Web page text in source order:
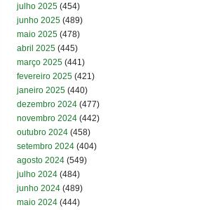
julho 2025 (454)
junho 2025 (489)
maio 2025 (478)
abril 2025 (445)
março 2025 (441)
fevereiro 2025 (421)
janeiro 2025 (440)
dezembro 2024 (477)
novembro 2024 (442)
outubro 2024 (458)
setembro 2024 (404)
agosto 2024 (549)
julho 2024 (484)
junho 2024 (489)
maio 2024 (444)